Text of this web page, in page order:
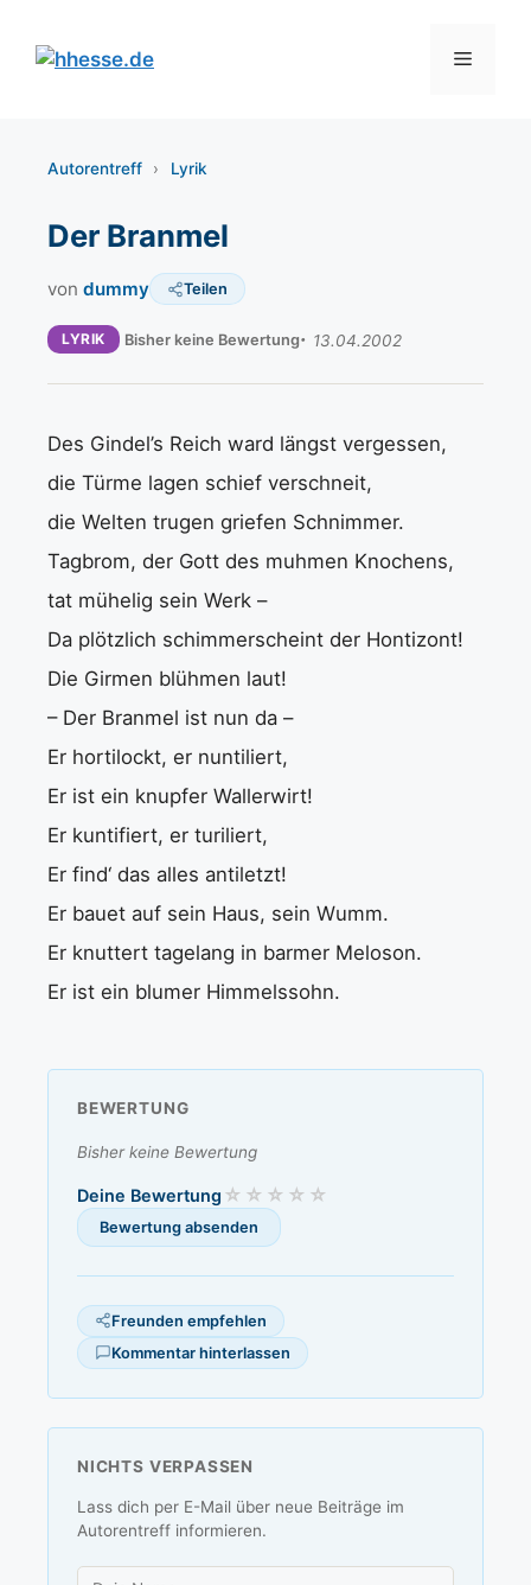
Inhalt
springen
Menü
Autorentreff › Lyrik
Der Branmel
von dummy Teilen
LYRIK Bisher keine Bewertung 13.04.2002
Des Gindel’s Reich ward längst vergessen,
die Türme lagen schief verschneit,
die Welten trugen griefen Schnimmer.
Tagbrom, der Gott des muhmen Knochens,
tat mühelig sein Werk –
Da plötzlich schimmerscheint der Hontizont!
Die Girmen blühmen laut!
– Der Branmel ist nun da –
Er hortilockt, er nuntiliert,
Er ist ein knupfer Wallerwirt!
Er kuntifiert, er turiliert,
Er find‘ das alles antiletzt!
Er bauet auf sein Haus, sein Wumm.
Er knuttert tagelang in barmer Meloson.
Er ist ein blumer Himmelssohn.
BEWERTUNG
Bisher keine Bewertung
Deine Bewertung
Freunden empfehlen
Kommentar hinterlassen
NICHTS VERPASSEN
Lass dich per E-Mail über neue Beiträge im
Autorentreff informieren.